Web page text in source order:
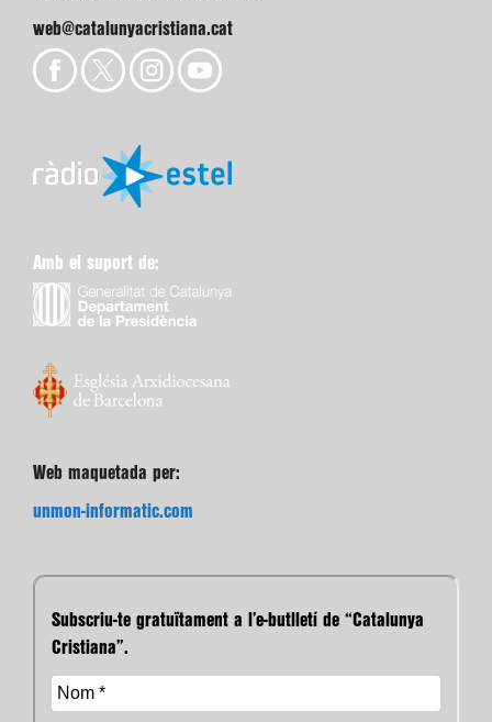
web@catalunyacristiana.cat
Amb el suport de:
Web maquetada per:
unmon-informatic.com
Subscriu-te gratuïtament a l’e-butlletí de “Catalunya
Cristiana”.